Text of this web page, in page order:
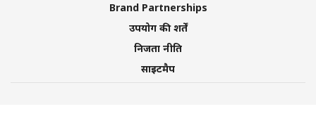
Brand Partnerships
उपयोग की शर्तें
निजता नीति
साइटमैप